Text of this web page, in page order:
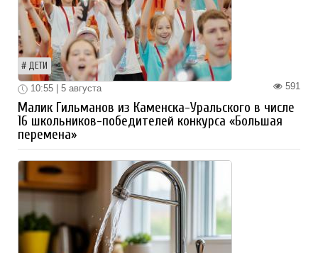
ДЕТИ
591
10:55 | 5 августа
Малик Гильманов из Каменска-Уральского в числе
16 школьников-победителей конкурса «Большая
перемена»